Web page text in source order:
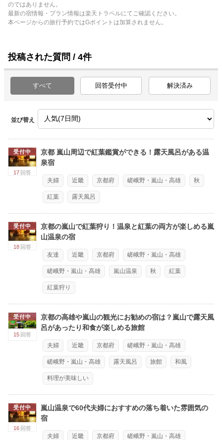
のではありません。
最新の宿情報・プラン情報は楽天トラベルにてご確認ください。
本ページからの旅行予約ではGポイントは加算されません。
投稿された質問 / 4件
すべて 回答受付中 解決済み
並び替え
受付中
17 回答
京都 嵐山周辺で紅葉鑑賞ができる！露天風呂がある温
泉宿
夫婦 近畿 京都府 嵯峨野・嵐山・高雄 秋
紅葉 露天風呂
受付中
18 回答
京都の嵐山で紅葉狩り！温泉と紅葉の両方が楽しめる嵐
山温泉の宿
友達 近畿 京都府 嵯峨野・嵐山・高雄
嵯峨野・嵐山・高雄 嵐山温泉 秋 紅葉
紅葉狩り
受付中
15 回答
京都の高雄や嵐山の観光にお勧めの宿は？嵐山で露天風
呂があったり和食が楽しめる旅館
夫婦 近畿 京都府 嵯峨野・嵐山・高雄
嵯峨野・嵐山・高雄 露天風呂 旅館 和風
料理が美味しい
受付中
16 回答
嵐山温泉で60代夫婦におすすめの落ち着いた雰囲気の
宿
夫婦 近畿 京都府 嵯峨野・嵐山・高雄